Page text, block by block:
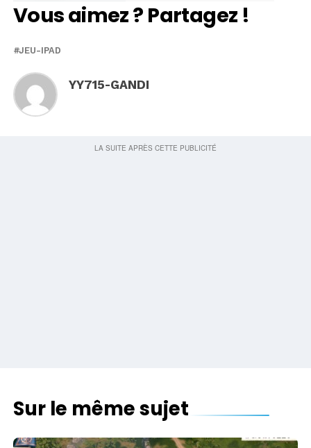
Vous aimez ? Partagez !
JEU-IPAD
YY715-GANDI
Sur le même sujet